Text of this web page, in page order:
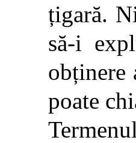
țigară.
să-i
obținere
poate